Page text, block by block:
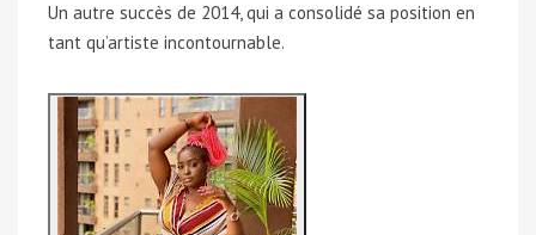
Un autre succès de 2014, qui a consolidé sa position en
tant qu’artiste incontournable.